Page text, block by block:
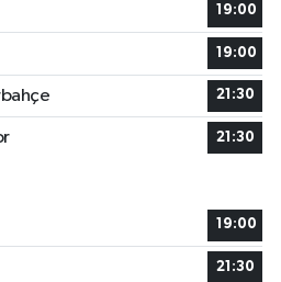
19:00
19:00
21:30
21:30
19:00
21:30